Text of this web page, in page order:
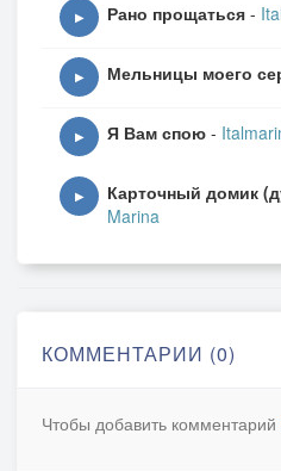
▶ Рано прощаться -
▶ Мельницы моего
▶ Я Вам спою -
▶ Карточный домик
Marina
КОММЕНТАРИИ (0)
Чтобы добавить комментарий